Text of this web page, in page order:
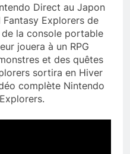
Direct au Japon
Explorers de
la console portable
jouera à un RPG
et des quêtes
sortira en Hiver
complète Nintendo